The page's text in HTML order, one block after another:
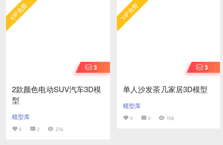
3
2款颜色电动SUV汽车3D模
型
VIP免费
模型库
0 2 274
3
单人沙发茶几家居3D模型
VIP免费
模型库
0 0 158